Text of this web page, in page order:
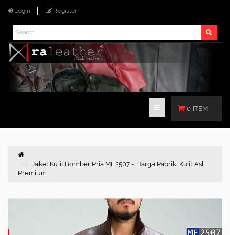
Login Register
0 ITEM
Jaket Kulit Bomber Pria MF2507 - Harga Pabrik! Kulit Asli
Premium